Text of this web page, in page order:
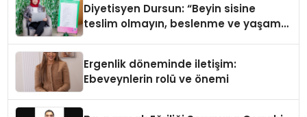
Diyetisyen Dursun: “Beyin sisine
teslim olmayın, beslenme ve yaşam
Ergenlik döneminde iletişim:
Ebeveynlerin rolü ve önemi